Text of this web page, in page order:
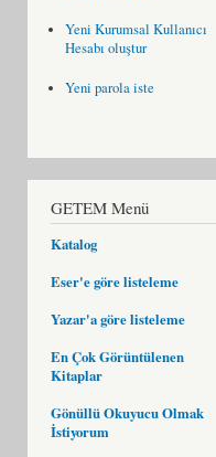
Yeni Kurumsal Kullanıcı
Hesabı oluştur
Yeni parola iste
GETEM Menü
Katalog
Eser'e göre listeleme
Yazar'a göre listeleme
En Çok Görüntülenen
Kitaplar
Gönüllü Okuyucu Olmak
İstiyorum